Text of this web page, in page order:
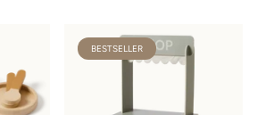
BESTSELLER